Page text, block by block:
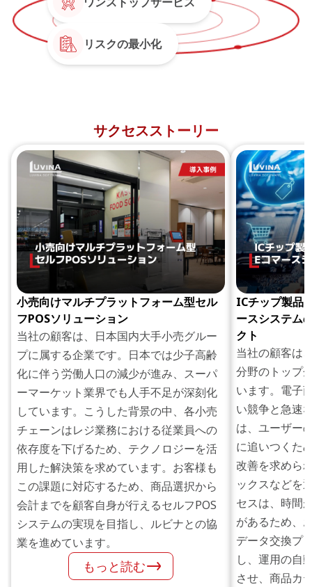
リスクの最小化
サクセスストーリー
小売向けマルチプラットフォーム型セル
フPOSソリューション
当社の顧客は、日本国内大手小売グルー
プに属する企業です。日本では少子高齢
化に伴う労働人口の減少が進み、スーパ
ーマーケット業界でも人手不足が深刻化
しています。こうした背景の中、各小売
チェーンはレジ業務における従業員への
依存度を下げるため、テクノロジーを活
用した解決策を求めています。お客様も
この課題に対応するため、商品選択から
会計までを顧客自身が行えるセルフPOS
システムの実現を目指し、ルビナとの協
業を進めています。
もっと読む
ICチップ製品
ースシステム
クト
当社の顧客は
分野のトップ
います。電子
い競争と急速
は、ユーザー
に追いつくた
改善を求めら
ックスなどを
セスは、時間
があるため、
データ交換プ
し、運用の自
させ、商品カ